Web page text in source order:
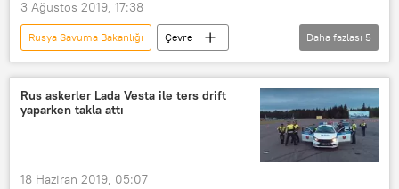
3 Ağustos 2019, 17:38
Rusya Savuma Bakanlığı
Çevre
YAŞAM
Haberler
DÜNYA
Sibirya
Daha fazlası 5
Rus askerler Lada Vesta ile ters drift
yaparken takla attı
18 Haziran 2019, 05:07